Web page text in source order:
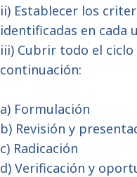
ii) Establecer los
identificadas en cada
iii) Cubrir todo el ciclo
continuación:
a) Formulación
b) Revisión y
c) Radicación
d) Verificación y